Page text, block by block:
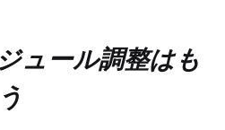
ュール調整はも